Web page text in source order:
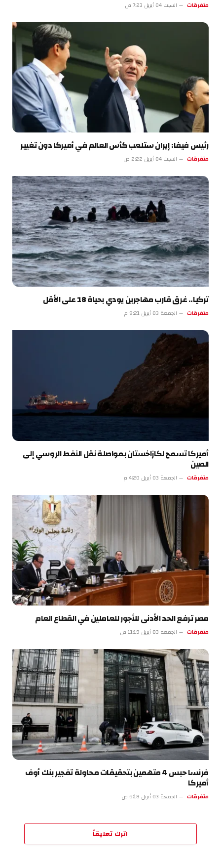
متفرقات السبت 04 أبريل 7:23 ص
رئيس فيفا: إيران ستلعب كأس العالم في أميركا دون تغيير
متفرقات السبت 04 أبريل 2:22 ص
تركيا.. غرق قارب مهاجرين يودي بحياة 18 على الأقل
متفرقات الجمعة 03 أبريل 9:21 م
أميركا تسمح لكازاخستان بمواصلة نقل النفط الروسي إلى
الصين
متفرقات الجمعة 03 أبريل 4:20 م
مصر ترفع الحد الأدنى للأجور للعاملين في القطاع العام
متفرقات الجمعة 03 أبريل 11:19 ص
فرنسا حبس 4 متهمين بتحقيقات محاولة تفجير بنك أوف
أميركا
متفرقات الجمعة 03 أبريل 6:18 ص
اترك تعليقاً